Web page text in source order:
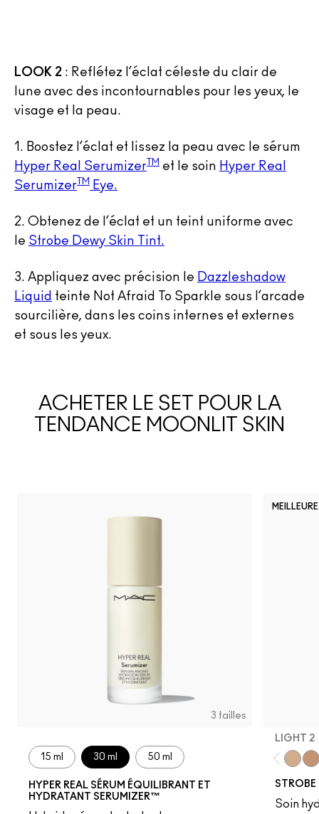
LOOK 2 : Reflétez l’éclat céleste du clair de
lune avec des incontournables pour les yeux, le
visage et la peau.
1. Boostez l’éclat et lissez la peau avec le sérum
Hyper Real SerumizerTM et le soin Hyper Real
SerumizerTM Eye.
2. Obtenez de l’éclat et un teint uniforme avec
le Strobe Dewy Skin Tint.
3. Appliquez avec précision le Dazzleshadow
Liquid teinte Not Afraid To Sparkle sous l’arcade
sourcilière, dans les coins internes et externes
et sous les yeux.
ACHETER LE SET POUR LA
TENDANCE MOONLIT SKIN
3 tailles
15 ml 30 ml 50 ml
HYPER REAL SÉRUM ÉQUILIBRANT ET
HYDRATANT SERUMIZER™
LIGHT 2
STROBE
Soin